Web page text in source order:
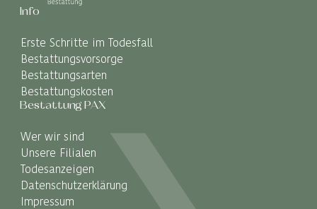
Info
Erste Schritte im Todesfall
Bestattungsvorsorge
Bestattungsarten
Bestattungskosten
Bestattung PAX
Wer wir sind
Unsere Filialen
Todesanzeigen
Datenschutzerklärung
Impressum